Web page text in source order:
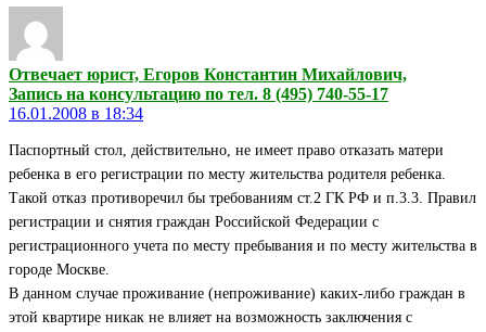
Отвечает юрист, Егоров Константин Михайлович,
Запись на консультацию по тел. 8 (495) 740-55-17
16.01.2008 в 18:34
Паспортный стол, действительно, не имеет право отказать матери
ребенка в его регистрации по месту жительства родителя ребенка.
Такой отказ противоречил бы требованиям ст.2 ГК РФ и п.3.3. Правил
регистрации и снятия граждан Российской Федерации с
регистрационного учета по месту пребывания и по месту жительства в
городе Москве.
В данном случае проживание (непроживание) каких-либо граждан в
этой квартире никак не влияет на возможность заключения с